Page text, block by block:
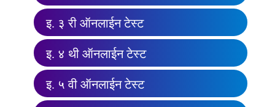
इ. ३ री ऑनलाईन टेस्ट
इ. ४ थी ऑनलाईन टेस्ट
इ. ५ वी ऑनलाईन टेस्ट